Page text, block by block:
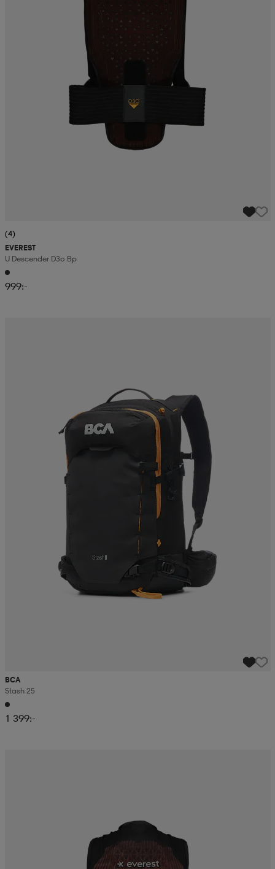
(4)
EVEREST
U Descender D3o Bp
999:-
BCA
Stash 25
1 399:-